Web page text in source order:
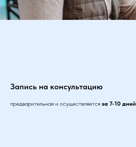
Запись на консультацию
предварительная и осуществляется за 7-10 дней